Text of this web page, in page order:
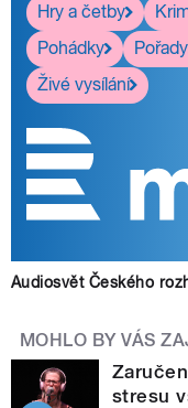
Hry a četby
Pohádky
Pořady
Živé vysílání
Audiosvět Českého
MOHLO BY VÁS
stresu